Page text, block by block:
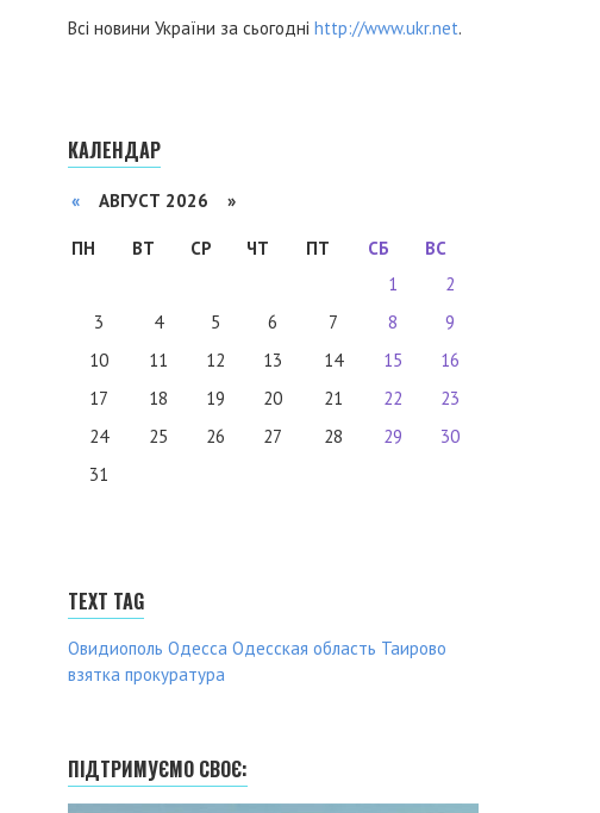
Всі новини України за сьогодні http://www.ukr.net.
КАЛЕНДАР
« АВГУСТ 2026 »
ПН ВТ СР ЧТ ПТ СБ
ВС
1
2
3
4 5 6 7 8
9
10
11 12 13 14 15
16
17
18 19 20 21 22
23
24
25 26 27 28 29
30
31
TEXT TAG
Овидиополь Одесса Одесская область Таирово
взятка прокуратура
ПІДТРИМУЄМО СВОЄ: